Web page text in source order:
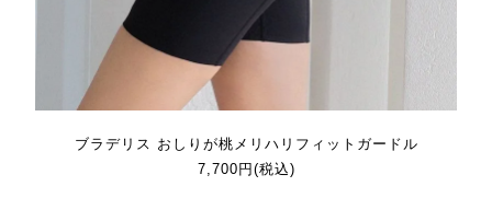
ブラデリス おしりが桃メリハリフィットガードル
7,700円(税込)